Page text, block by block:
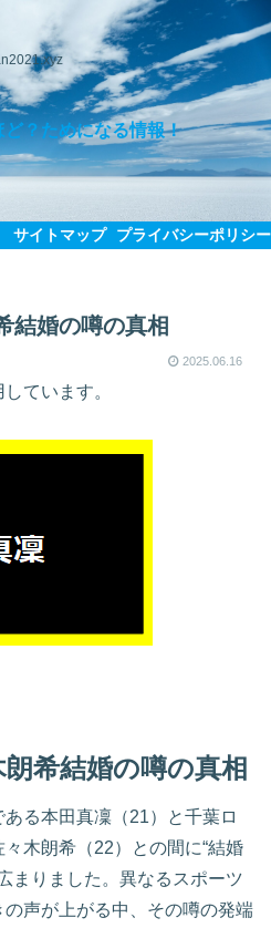
？ためになる情報！
サイトマップ プライバシーポリシー
結婚の噂の真相
2025.06.16
ています。
希結婚の噂の真相
る本田真凜（21）と千葉ロ
木朗希（22）との間に“結婚
まりました。異なるスポーツ
声が上がる中、その噂の発端